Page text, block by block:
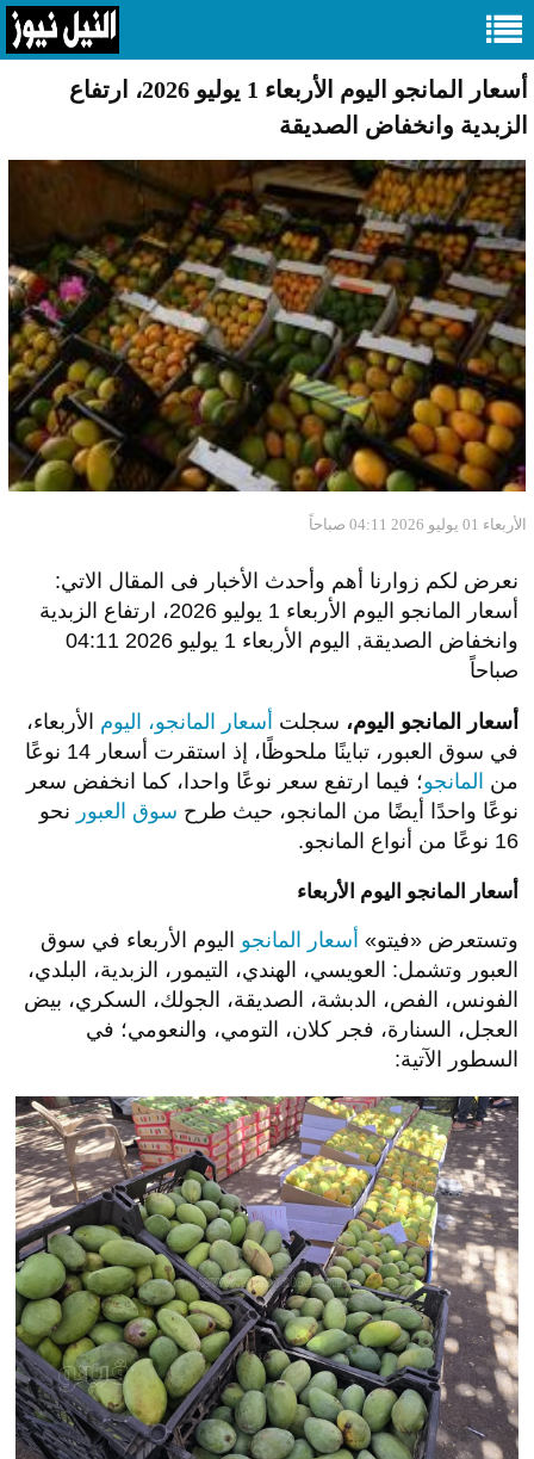
أسعار المانجو اليوم الأربعاء 1 يوليو 2026، ارتفاع
الزبدية وانخفاض الصديقة
الأربعاء 01 يوليو 2026 04:11 صباحاً
نعرض لكم زوارنا أهم وأحدث الأخبار فى المقال الاتي:
أسعار المانجو اليوم الأربعاء 1 يوليو 2026، ارتفاع الزبدية
وانخفاض الصديقة, اليوم الأربعاء 1 يوليو 2026 04:11
صباحاً
أسعار المانجو اليوم، سجلت أسعار المانجو، اليوم الأربعاء،
في سوق العبور، تباينًا ملحوظًا، إذ استقرت أسعار 14 نوعًا
من المانجو؛ فيما ارتفع سعر نوعًا واحدا، كما انخفض سعر
نوعًا واحدًا أيضًا من المانجو، حيث طرح سوق العبور نحو
16 نوعًا من أنواع المانجو.
أسعار المانجو اليوم الأربعاء
وتستعرض «فيتو» أسعار المانجو اليوم الأربعاء في سوق
العبور وتشمل: العويسي، الهندي، التيمور، الزبدية، البلدي،
الفونس، الفص، الدبشة، الصديقة، الجولك، السكري، بيض
العجل، السنارة، فجر كلان، التومي، والنعومي؛ في
السطور الآتية: